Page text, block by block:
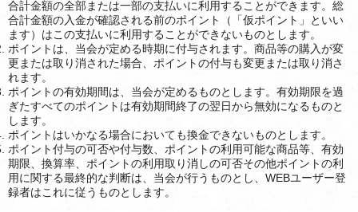
合計金額の全部または一部の支払いに利用することができます。総
合計金額の入金が確認される前のポイント（「仮ポイント」といい
ます）はこの支払いに利用することができないものとします。
ポイントは、当会が定める時期に付与されます。商品等の購入が変
更または取り消された場合、ポイントの付与も変更または取り消さ
れます。
ポイントの有効期間は、当会が定めるものとします。有効期限を過
ぎたすべてのポイントは有効期間終了の翌日から無効になるものと
します。
ポイントはいかなる場合においても換金できないものとします。
ポイント付与の可否や付与数、ポイントの利用可能な商品等、有効
期限、換算率、ポイントの利用取り消しの可否その他ポイントの利
用に関する最終的な判断は、当会が行うものとし、WEBユーザー登
録者はこれに従うものとします。